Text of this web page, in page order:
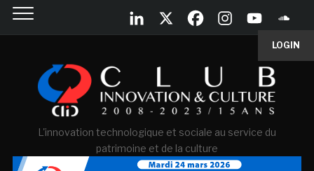
LOGIN
L'innovation technologique et sociale au service du
patrimoine et de la culture